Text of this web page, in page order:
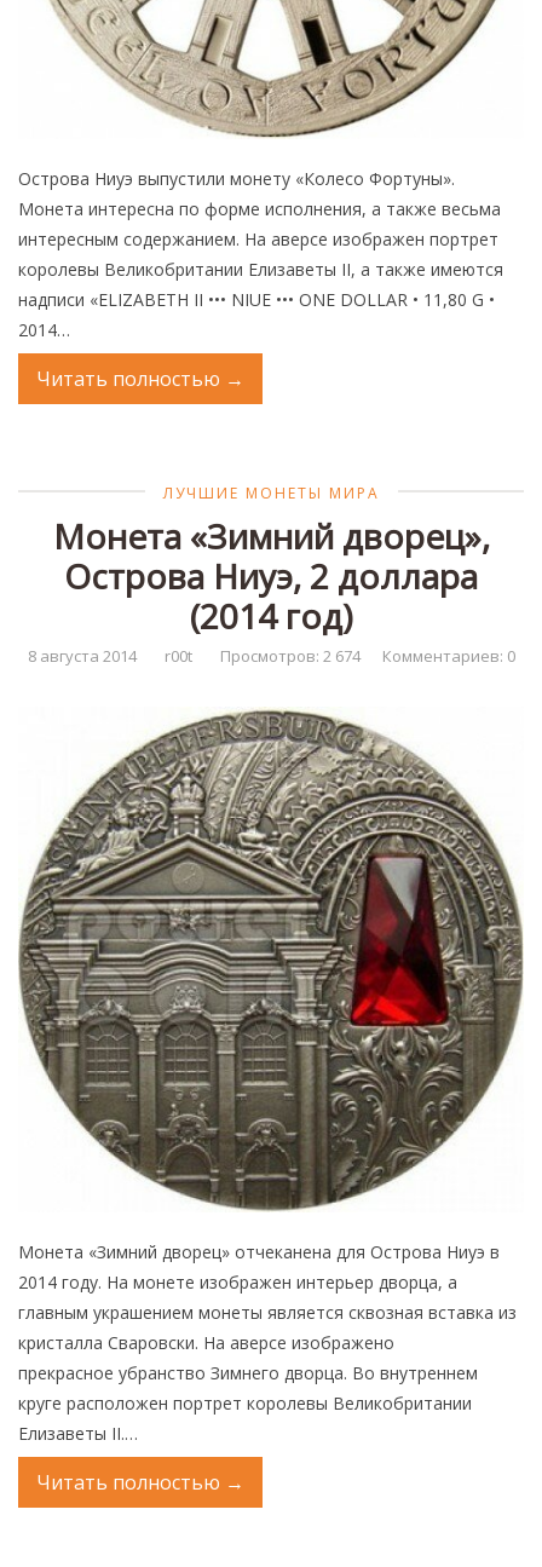
Монеты
Коллекционеры
Острова Ниуэ выпустили монету «Колесо Фортуны».
Монета интересна по форме исполнения, а также весьма
интересным содержанием. На аверсе изображен портрет
королевы Великобритании Елизаветы II, а также имеются
надписи «ELIZABETH II ••• NIUE ••• ONE DOLLAR • 11,80 G •
2014…
Читать полностью →
ЛУЧШИЕ МОНЕТЫ МИРА
Монета «Зимний дворец»,
Острова Ниуэ, 2 доллара
(2014 год)
8 августа 2014 r00t Просмотров: 2 674 Комментариев: 0
Монета «Зимний дворец» отчеканена для Острова Ниуэ в
2014 году. На монете изображен интерьер дворца, а
главным украшением монеты является сквозная вставка из
кристалла Сваровски. На аверсе изображено
прекрасное убранство Зимнего дворца. Во внутреннем
круге расположен портрет королевы Великобритании
Елизаветы II.…
Читать полностью →